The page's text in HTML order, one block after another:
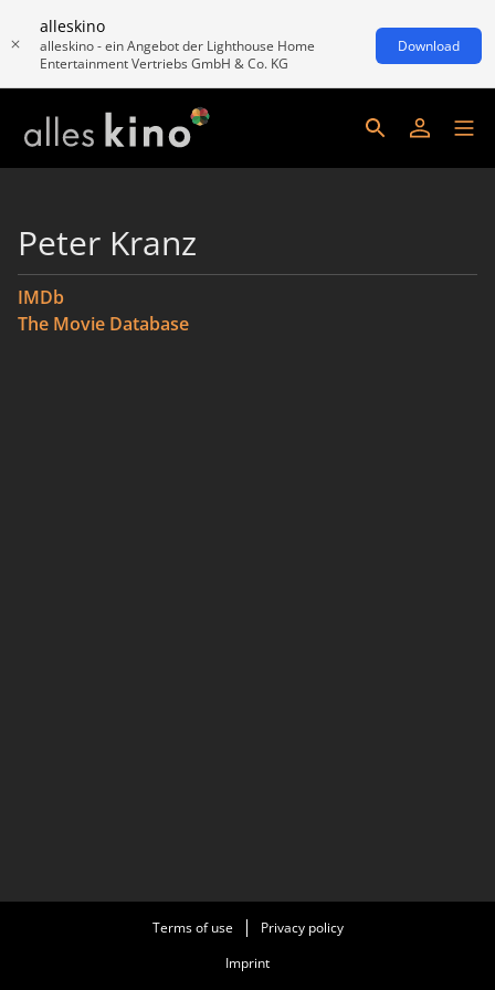
alleskino
alleskino - ein Angebot der Lighthouse Home
Entertainment Vertriebs GmbH & Co. KG
Download
Peter Kranz
IMDb
The Movie Database
Terms of use
Privacy policy
Imprint